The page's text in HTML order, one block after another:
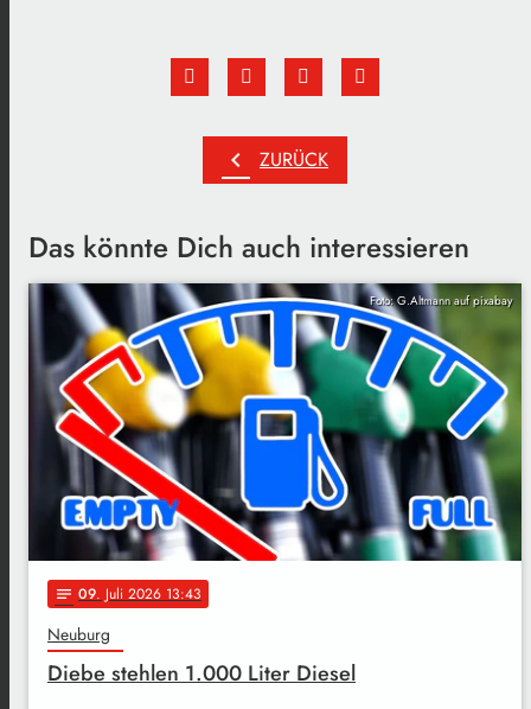
chevron_left ZURÜCK
Das könnte Dich auch interessieren
Foto: G.Altmann auf pixabay
notes 09. Juli 2026 13:43
Neuburg
Diebe stehlen 1.000 Liter Diesel